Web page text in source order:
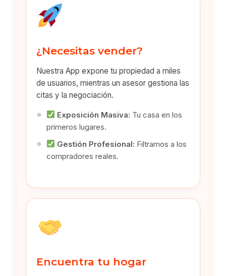
¿Necesitas vender?
Nuestra App expone tu propiedad a miles
de usuarios, mientras un asesor gestiona las
citas y la negociación.
Exposición Masiva: Tu casa en los
primeros lugares.
Gestión Profesional: Filtramos a los
compradores reales.
Encuentra tu hogar